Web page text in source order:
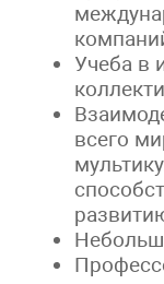
Учеба в
всего